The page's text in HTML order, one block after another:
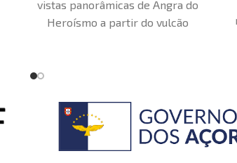
vistas panorâmicas de Angra do
Heroísmo a partir do vulcão